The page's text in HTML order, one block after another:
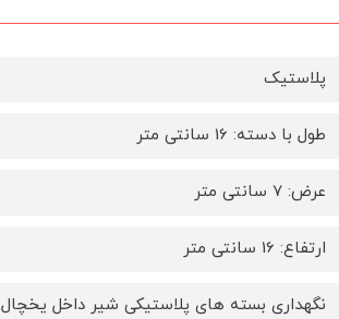
پلاستیک
طول با دسته: 16 سانتی متر
عرض: 7 سانتی متر
ارتفاع: 16 سانتی متر
نگهداری بسته های پلاستیکی شیر داخل یخچال